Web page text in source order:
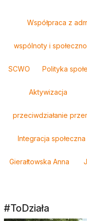
Współpraca z
wspólnoty i
SCWO Polityka
Aktywizacja
przeciwdziałanie
Integracja społeczna
Gierałtowska Anna
#ToDziała